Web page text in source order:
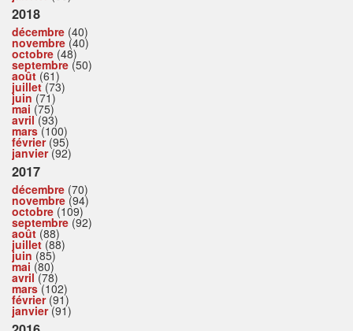
2018
décembre (40)
novembre (40)
octobre (48)
septembre (50)
août (61)
juillet(73)
juin (71)
mai (75)
avril(93)
mars(100)
février(95)
janvier(92)
2017
décembre (70)
novembre (94)
octobre (109)
septembre (92)
août (88)
juillet(88)
juin (85)
mai (80)
avril(78)
mars(102)
février(91)
janvier(91)